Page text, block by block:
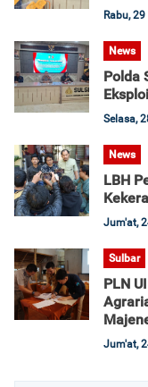
Rabu,
News
Polda
Selasa,
News
LBH
Jum'at,
Sulbar
PLN
Jum'at,